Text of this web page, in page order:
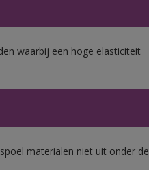
waarbij een hoge elasticiteit
materialen niet uit onder de